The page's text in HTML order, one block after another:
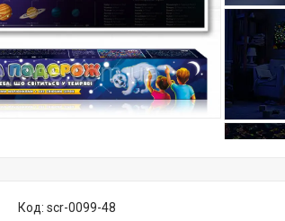
Код: scr-0099-48